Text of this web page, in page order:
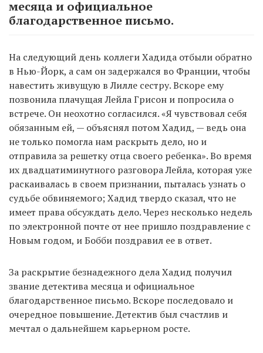
месяца и официальное
благодарственное письмо.
На следующий день коллеги Хадида отбыли обратно
в Нью-Йорк, а сам он задержался во Франции, чтобы
навестить живущую в Лилле сестру. Вскоре ему
позвонила плачущая Лейла Грисон и попросила о
встрече. Он неохотно согласился. «Я чувствовал себя
обязанным ей, — объяснял потом Хадид, — ведь она
не только помогла нам раскрыть дело, но и
отправила за решетку отца своего ребенка». Во время
их двадцатиминутного разговора Лейла, которая уже
раскаивалась в своем признании, пыталась узнать о
судьбе обвиняемого; Хадид твердо сказал, что не
имеет права обсуждать дело. Через несколько недель
по электронной почте от нее пришло поздравление с
Новым годом, и Бобби поздравил ее в ответ.
За раскрытие безнадежного дела Хадид получил
звание детектива месяца и официальное
благодарственное письмо. Вскоре последовало и
очередное повышение. Детектив был счастлив и
мечтал о дальнейшем карьерном росте.